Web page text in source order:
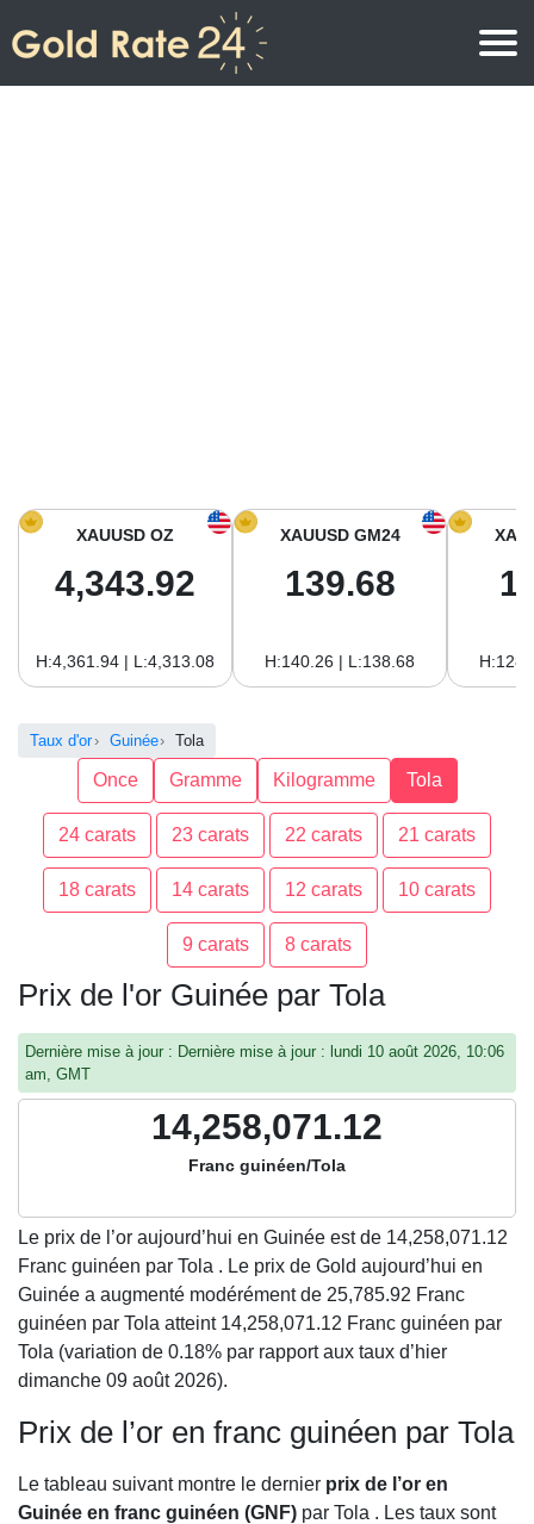
Prix de l’or aujourd’hui en Amérique du Sud
XAUUSD OZ
4,343.92
H:4,361.94 | L:4,313.08
XAUUSD GM24
139.68
H:140.26 | L:138.68
Taux d'or Guinée Tola
Once Gramme Kilogramme Tola
24 carats 23 carats 22 carats 21 carats
18 carats 14 carats 12 carats 10 carats
9 carats 8 carats
Prix de l'or Guinée par Tola
Dernière mise à jour : Dernière mise à jour : lundi 10 août 2026, 10:06
am, GMT
14,258,071.12
Franc guinéen/Tola
Le prix de l’or aujourd’hui en Guinée est de 14,258,071.12
Franc guinéen par Tola . Le prix de Gold aujourd’hui en
Guinée a augmenté modérément de 25,785.92 Franc
guinéen par Tola atteint 14,258,071.12 Franc guinéen par
Tola (variation de 0.18% par rapport aux taux d’hier
dimanche 09 août 2026).
Prix de l’or en franc guinéen par Tola
Le tableau suivant montre le dernier prix de l’or en
Guinée en franc guinéen (GNF) par Tola . Les taux sont